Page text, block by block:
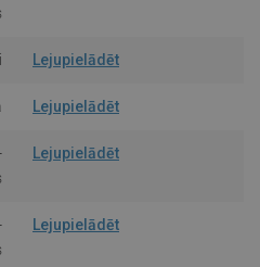
Lejupielādēt
Lejupielādēt
Lejupielādēt
Lejupielādēt